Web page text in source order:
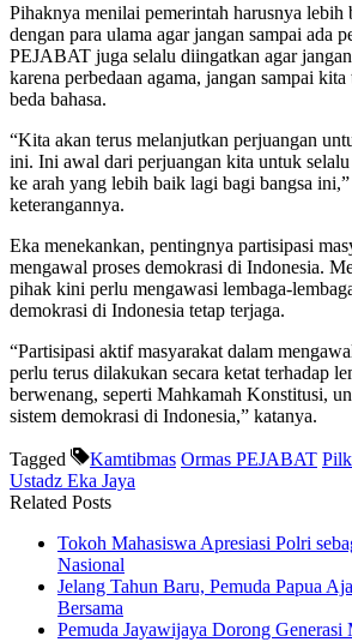
Pihaknya menilai pemerintah harusnya lebih
dengan para ulama agar jangan sampai ada
PEJABAT juga selalu diingatkan agar
karena perbedaan agama, jangan sampai
beda bahasa.
“Kita akan terus melanjutkan perjuangan
ini. Ini awal dari perjuangan kita untuk
ke arah yang lebih baik lagi bagi bangsa
keterangannya.
Eka menekankan, pentingnya partisipasi
mengawal proses demokrasi di Indonesia.
pihak kini perlu mengawasi lembaga-
demokrasi di Indonesia tetap terjaga.
“Partisipasi aktif masyarakat dalam
perlu terus dilakukan secara ketat terhadap
berwenang, seperti Mahkamah Konstitusi,
sistem demokrasi di Indonesia,” katanya.
Tagged Kamtibmas Ormas PEJABAT
Ustadz Eka Jaya
Related Posts
Tokoh Mahasiswa Apresiasi Polri
Nasional
Jelang Tahun Baru, Pemuda Papua
Bersama
Pemuda Jayawijaya Dorong Generasi